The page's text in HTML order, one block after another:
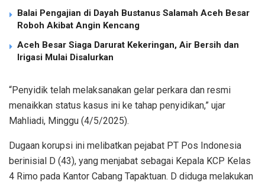
Balai Pengajian di Dayah Bustanus Salamah Aceh Besar
Roboh Akibat Angin Kencang
Aceh Besar Siaga Darurat Kekeringan, Air Bersih dan
Irigasi Mulai Disalurkan
“Penyidik telah melaksanakan gelar perkara dan resmi
menaikkan status kasus ini ke tahap penyidikan,” ujar
Mahliadi, Minggu (4/5/2025).
Dugaan korupsi ini melibatkan pejabat PT Pos Indonesia
berinisial D (43), yang menjabat sebagai Kepala KCP Kelas
4 Rimo pada Kantor Cabang Tapaktuan. D diduga melakukan